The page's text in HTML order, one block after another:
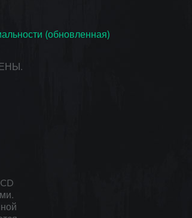
(обновленная)